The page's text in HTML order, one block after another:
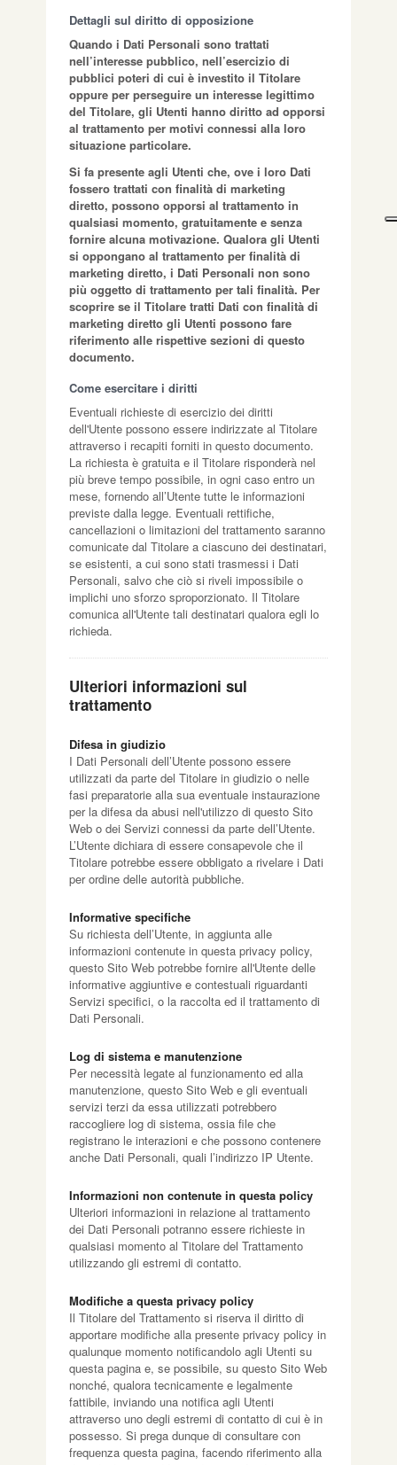
Dettagli sul diritto di opposizione
Quando i Dati Personali sono trattati
nell’interesse pubblico, nell’esercizio di
pubblici poteri di cui è investito il Titolare
oppure per perseguire un interesse legittimo
del Titolare, gli Utenti hanno diritto ad opporsi
al trattamento per motivi connessi alla loro
situazione particolare.
Si fa presente agli Utenti che, ove i loro Dati
fossero trattati con finalità di marketing
diretto, possono opporsi al trattamento in
qualsiasi momento, gratuitamente e senza
fornire alcuna motivazione. Qualora gli Utenti
si oppongano al trattamento per finalità di
marketing diretto, i Dati Personali non sono
più oggetto di trattamento per tali finalità. Per
scoprire se il Titolare tratti Dati con finalità di
marketing diretto gli Utenti possono fare
riferimento alle rispettive sezioni di questo
documento.
Come esercitare i diritti
Eventuali richieste di esercizio dei diritti
dell'Utente possono essere indirizzate al Titolare
attraverso i recapiti forniti in questo documento.
La richiesta è gratuita e il Titolare risponderà nel
più breve tempo possibile, in ogni caso entro un
mese, fornendo all’Utente tutte le informazioni
previste dalla legge. Eventuali rettifiche,
cancellazioni o limitazioni del trattamento saranno
comunicate dal Titolare a ciascuno dei destinatari,
se esistenti, a cui sono stati trasmessi i Dati
Personali, salvo che ciò si riveli impossibile o
implichi uno sforzo sproporzionato. Il Titolare
comunica all'Utente tali destinatari qualora egli lo
richieda.
Ulteriori informazioni sul
trattamento
Difesa in giudizio
I Dati Personali dell’Utente possono essere
utilizzati da parte del Titolare in giudizio o nelle
fasi preparatorie alla sua eventuale instaurazione
per la difesa da abusi nell'utilizzo di questo Sito
Web o dei Servizi connessi da parte dell’Utente.
L’Utente dichiara di essere consapevole che il
Titolare potrebbe essere obbligato a rivelare i Dati
per ordine delle autorità pubbliche.
Informative specifiche
Su richiesta dell’Utente, in aggiunta alle
informazioni contenute in questa privacy policy,
questo Sito Web potrebbe fornire all'Utente delle
informative aggiuntive e contestuali riguardanti
Servizi specifici, o la raccolta ed il trattamento di
Dati Personali.
Log di sistema e manutenzione
Per necessità legate al funzionamento ed alla
manutenzione, questo Sito Web e gli eventuali
servizi terzi da essa utilizzati potrebbero
raccogliere log di sistema, ossia file che
registrano le interazioni e che possono contenere
anche Dati Personali, quali l’indirizzo IP Utente.
Informazioni non contenute in questa policy
Ulteriori informazioni in relazione al trattamento
dei Dati Personali potranno essere richieste in
qualsiasi momento al Titolare del Trattamento
utilizzando gli estremi di contatto.
Modifiche a questa privacy policy
Il Titolare del Trattamento si riserva il diritto di
apportare modifiche alla presente privacy policy in
qualunque momento notificandolo agli Utenti su
questa pagina e, se possibile, su questo Sito Web
nonché, qualora tecnicamente e legalmente
fattibile, inviando una notifica agli Utenti
attraverso uno degli estremi di contatto di cui è in
possesso. Si prega dunque di consultare con
frequenza questa pagina, facendo riferimento alla